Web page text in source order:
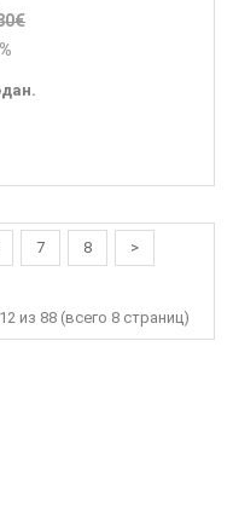
7 8
>
из 88 (всего 8 страниц)